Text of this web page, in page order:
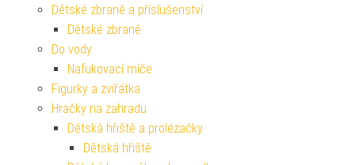
Dětské zbraně a příslušenství
Dětské zbraně
Do vody
Nafukovací míče
Figurky a zvířátka
Hračky na zahradu
Dětská hřiště a prolézačky
Dětská hřiště